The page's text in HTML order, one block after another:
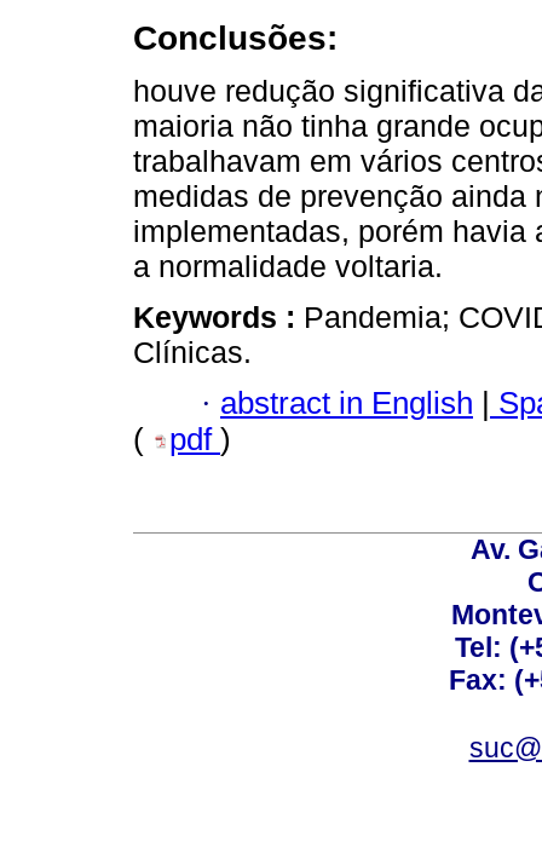
Conclusões:
houve redução significativa
maioria não tinha grande
trabalhavam em vários
medidas de prevenção
implementadas, porém havia
a normalidade voltaria.
Keywords : Pandemia;
Clínicas.
· abstract in English
(
pdf )
Av.
Tel:
Fax: